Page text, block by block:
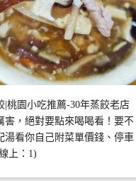
|桃園小吃推薦-30年蒸餃老店
害，絕對要點來喝喝看！要不
湯看你自己附菜單價錢、停車
上：1)